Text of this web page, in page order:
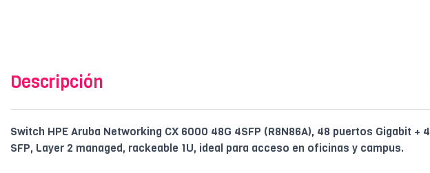
Descripción
Switch HPE Aruba Networking CX 6000 48G 4SFP (R8N86A), 48 puertos Gigabit + 4
SFP, Layer 2 managed, rackeable 1U, ideal para acceso en oficinas y campus.